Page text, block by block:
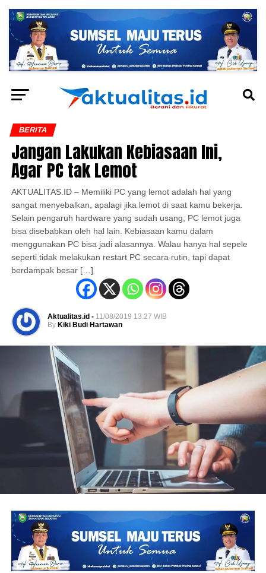
BERITA
Jangan Lakukan Kebiasaan Ini,
Agar PC tak Lemot
AKTUALITAS.ID – Memiliki PC yang lemot adalah hal yang
sangat menyebalkan, apalagi jika lemot di saat kamu bekerja.
Selain pengaruh hardware yang sudah usang, PC lemot juga
bisa disebabkan oleh hal lain. Kebiasaan kamu dalam
menggunakan PC bisa jadi alasannya. Walau hanya hal sepele
seperti tidak melakukan restart PC secara rutin, tapi dapat
berdampak besar […]
Aktualitas.id - 11/08/2019 13:27 WIB
By Kiki Budi Hartawan